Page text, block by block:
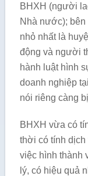
BHXH (người
Nhà nước);
nhỏ nhất là
động và người
hành luật hình
doanh nghiệp
nói riêng càng
BHXH vừa có
thời có tính
việc hình thành
lý, có hiệu quả